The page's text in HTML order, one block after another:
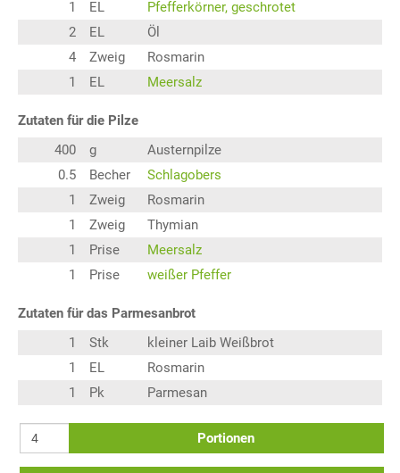
1
EL
Pfefferkörner, geschrotet
2
EL
Öl
4
Zweig
Rosmarin
1
EL Meersalz
Zutaten für die Pilze
400
g
Austernpilze
0.5
Becher
Schlagobers
1
Zweig
Rosmarin
1
Zweig
Thymian
1
Prise
Meersalz
1
Prise weißer Pfeffer
Zutaten für das Parmesanbrot
1
Stk
kleiner Laib Weißbrot
1
EL
Rosmarin
1
Pk Parmesan
Portionen